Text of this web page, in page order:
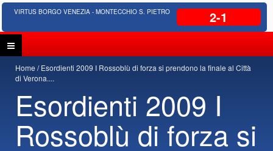
VIRTUS BORGO VENEZIA - MONTECCHIO S. PIETRO 2-1
Home
Esordienti 2009 I Rossoblù di forza si prendono la finale al Città
di Verona....
Esordienti 2009 I
Rossoblù di forza si